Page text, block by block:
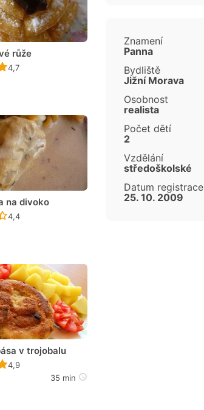
růže
Recept ještě nebyl hodnocen
4,7
na divoko
Recept ještě nebyl hodnocen
4,4
v trojobalu
Recept ještě nebyl hodnocen
4,9
35 min
Znamení
Panna
Bydliště
Jižní Morava
Osobnost
realista
Počet dětí
2
Vzdělání
středoškolské
Datum registrace
25. 10. 2009